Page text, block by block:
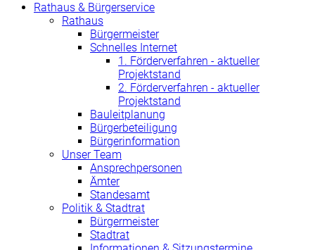
Rathaus & Bürgerservice
Rathaus
Bürgermeister
Schnelles Internet
1. Förderverfahren - aktueller
Projektstand
2. Förderverfahren - aktueller
Projektstand
Bauleitplanung
Bürgerbeteiligung
Bürgerinformation
Unser Team
Ansprechpersonen
Ämter
Standesamt
Politik & Stadtrat
Bürgermeister
Stadtrat